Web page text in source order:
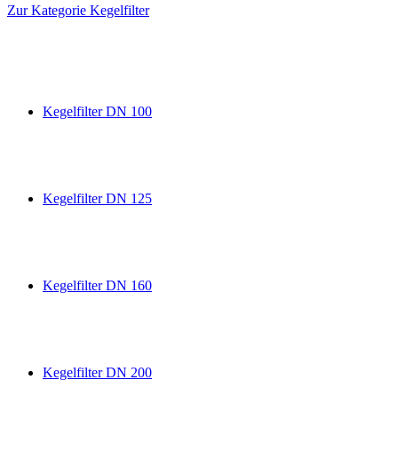
Zur Kategorie Kegelfilter
Kegelfilter DN 100
Kegelfilter DN 125
Kegelfilter DN 160
Kegelfilter DN 200